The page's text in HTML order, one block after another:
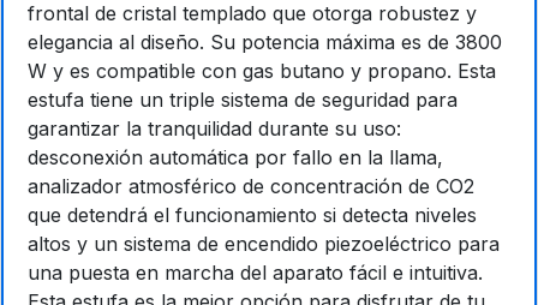
frontal de cristal templado que otorga robustez y
elegancia al diseño. Su potencia máxima es de 3800
W y es compatible con gas butano y propano. Esta
estufa tiene un triple sistema de seguridad para
garantizar la tranquilidad durante su uso:
desconexión automática por fallo en la llama,
analizador atmosférico de concentración de CO2
que detendrá el funcionamiento si detecta niveles
altos y un sistema de encendido piezoeléctrico para
una puesta en marcha del aparato fácil e intuitiva.